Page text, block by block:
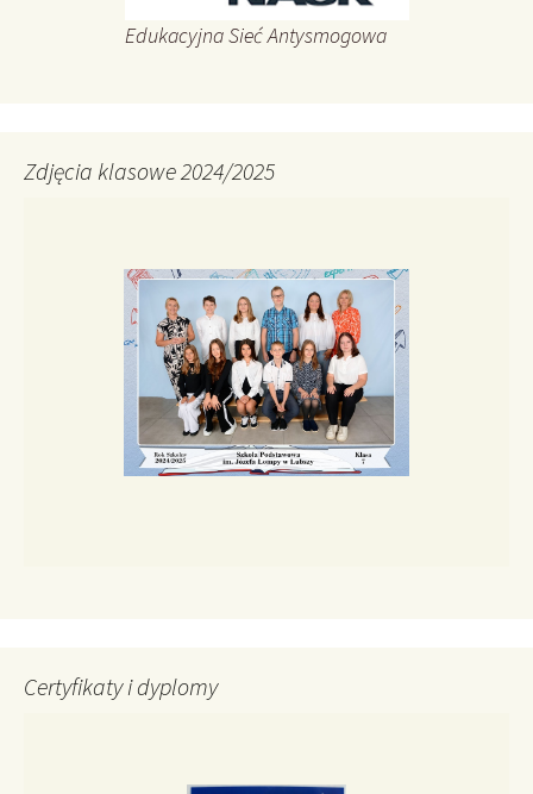
Edukacyjna Sieć Antysmogowa
Zdjęcia klasowe 2024/2025
Certyfikaty i dyplomy